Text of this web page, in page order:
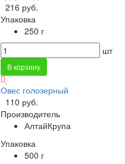
216 руб.
Упаковка
250 г
шт
В корзину
Овес голозерный
110 руб.
Производитель
АлтайКрупа
Упаковка
500 г